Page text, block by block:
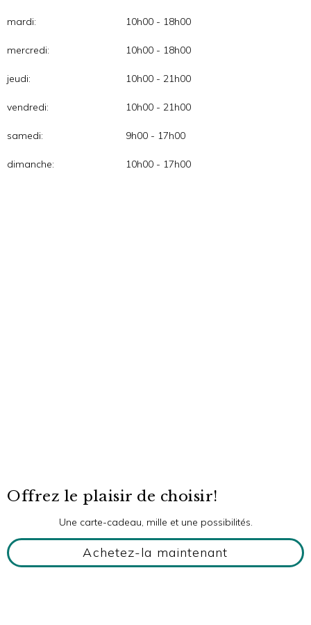
mardi: 10h00 - 18h00
mercredi: 10h00 - 18h00
jeudi: 10h00 - 21h00
vendredi: 10h00 - 21h00
samedi: 9h00 - 17h00
dimanche: 10h00 - 17h00
Offrez le plaisir de choisir!
Une carte-cadeau, mille et une possibilités.
Achetez-la maintenant